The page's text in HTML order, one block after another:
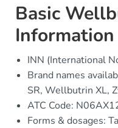
Basic
Information
INN (International
Brand names
SR, Wellbutrin XL,
ATC Code:
Forms & dosages: